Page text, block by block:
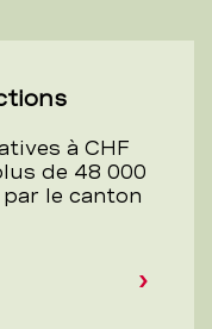
à CHF
de 48 000
le canton